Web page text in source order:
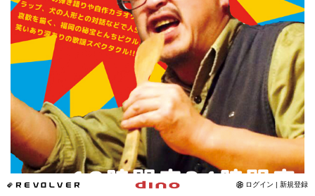
*REVOLVER ログイン | 新規登録